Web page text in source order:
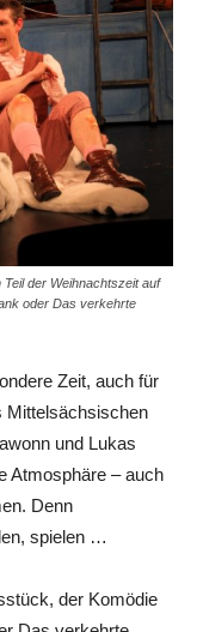
der Weihnachtszeit auf
oder Das verkehrte
Zeit, auch für
Mittelsächsischen
und Lukas
Atmosphäre – auch
Denn
spielen …
der Komödie